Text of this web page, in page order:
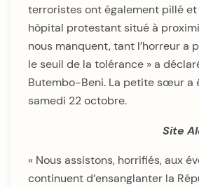
terroristes ont également pillé
hôpital protestant situé à
nous manquent, tant l’horreur a
le seuil de la tolérance » a
Butembo-Beni. La petite sœur a
samedi 22 octobre.
Site
« Nous assistons, horrifiés, aux
continuent d’ensanglanter la